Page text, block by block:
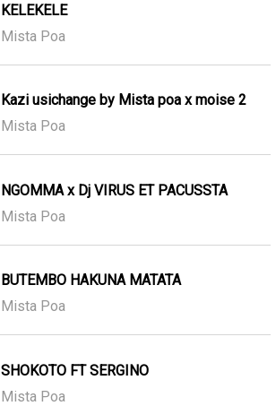
KELEKELE
Mista Poa
Kazi usichange by Mista poa x moise 2
Mista Poa
NGOMMA x Dj VIRUS ET PACUSSTA
Mista Poa
BUTEMBO HAKUNA MATATA
Mista Poa
SHOKOTO FT SERGINO
Mista Poa